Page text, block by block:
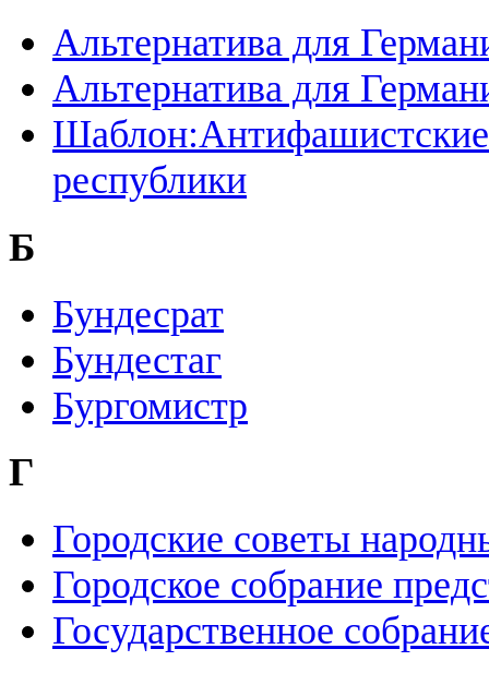
Альтернатива для
Альтернатива для
республики
Б
Бундесрат
Бундестаг
Бургомистр
Г
Городские советы
Городское собрание
Государственное